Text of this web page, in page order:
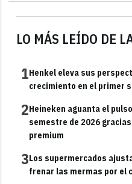
LO MÁS LEÍDO DE
1Henkel eleva sus
crecimiento en el primer
2Heineken aguanta el
semestre de 2026
premium
3Los supermercados
frenar las mermas por el